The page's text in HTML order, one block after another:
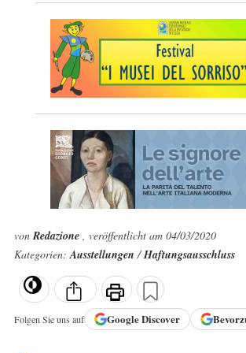
vonRedazione , veröffentlicht am 04/03/2020
Kategorien:Ausstellungen/Haftungsausschluss
Folgen Sie uns auf GoogleDiscover